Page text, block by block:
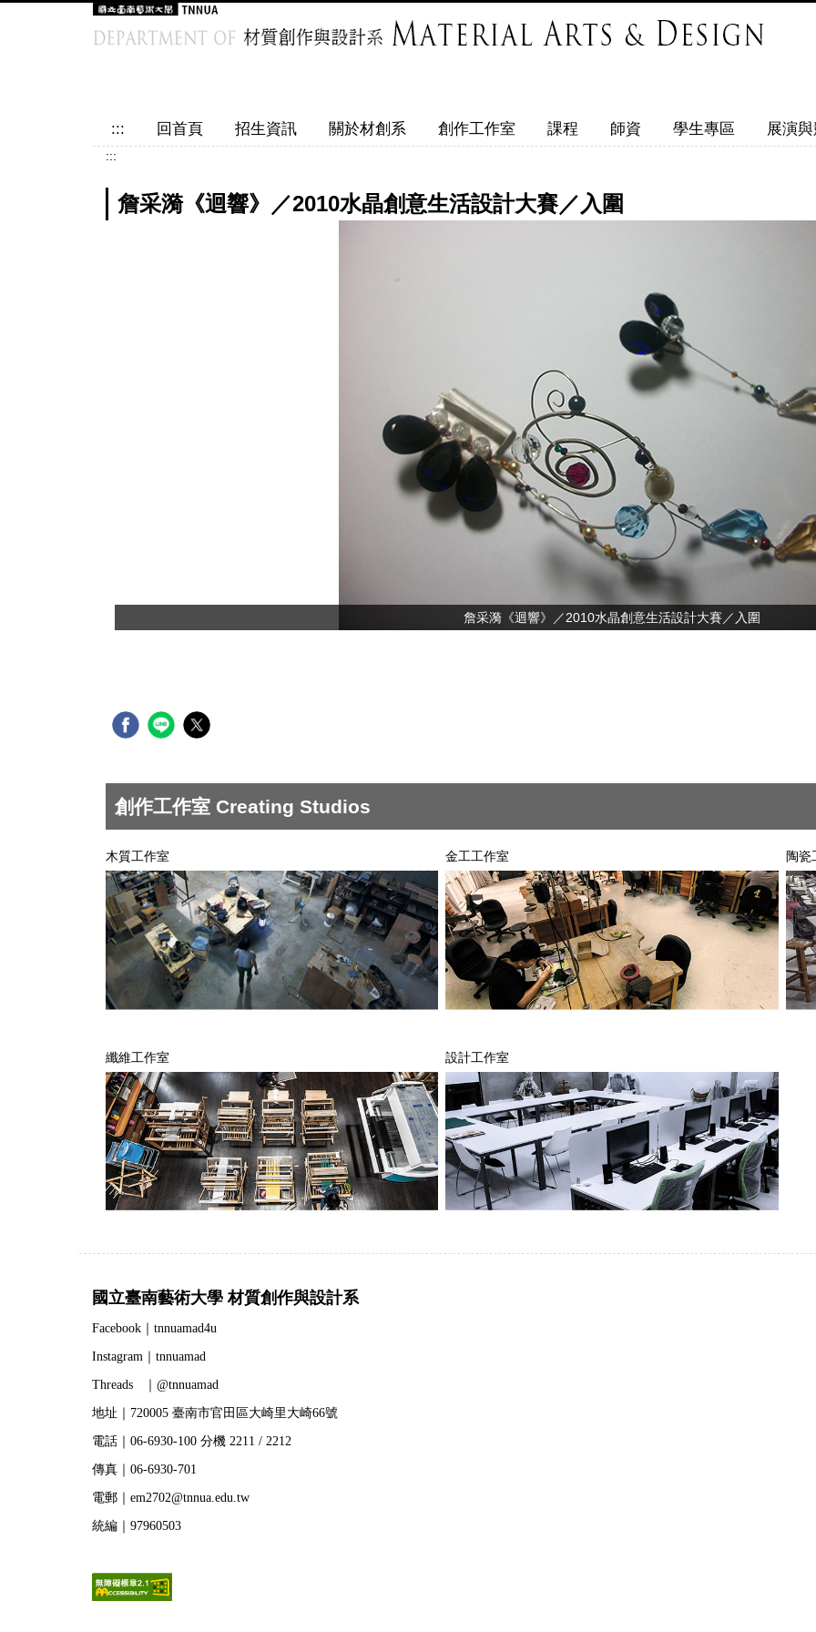
::: 回首頁 招生資訊 關於材創系 創作工作室 課程 師資 學生專區 展演
:::
詹采漪《迴響》／2010水晶創意生活設計大賽／入圍
詹采漪《迴響》／2010水晶創意生活設計大賽／入圍
創作工作室 Creating Studios
木質工作室 金工工作室 陶瓷
纖維工作室 設計工作室
國立臺南藝術大學 材質創作與設計系
Facebook｜tnnuamad4u
Instagram｜tnnuamad
Threads ｜@tnnuamad
地址｜720005 臺南市官田區大崎里大崎66號
電話｜06-6930-100 分機 2211 / 2212
傳真｜06-6930-701
電郵｜em2702@tnnua.edu.tw
統編｜97960503